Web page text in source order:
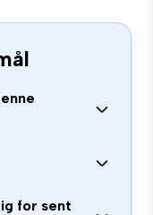
for sent